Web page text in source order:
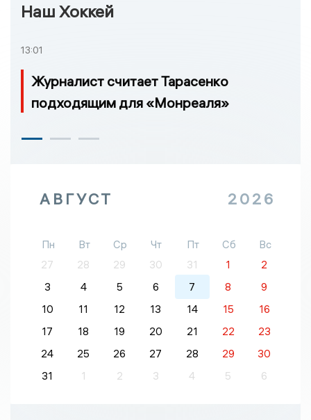
Наш Хоккей
13:01
Журналист считает Тарасенко
подходящим для «Монреаля»
АВГУСТ 2026
Пн Вт Ср Чт Пт Сб
Вс
27
28 29 30 31 1
2
3
4 5 6 7 8
9
10
11 12 13 14 15
16
17
18 19 20 21 22
23
24
25 26 27 28 29
30
31
1 2 3 4 5 6